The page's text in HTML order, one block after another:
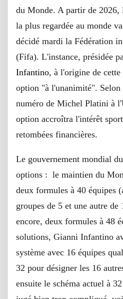
du Monde. A partir de
la plus regardée au monde
décidé mardi la Fédération
(Fifa). L'instance, présidée
Infantino, à l'origine de
option "à l'unanimité". Selon
numéro de Michel Platini à
option accroîtra l'intérêt
retombées financières.
Le gouvernement mondial
options : le maintien du
deux formules à 40 équipes
groupes de 5 et une autre de
encore, deux formules à 48
solutions, Gianni Infantino
système avec 16 équipes
32 pour désigner les 16
ensuite le schéma actuel à